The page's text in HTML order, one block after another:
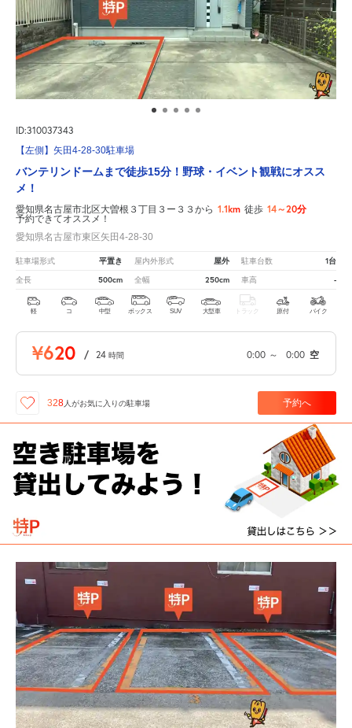
ID:310037343
【左側】矢田4-28-30駐車場
バンテリンドームまで徒歩15分！野球・イベント観戦にオスス
メ！
愛知県名古屋市北区大曽根３丁目３ー３３から 1.1km 徒歩 14～20分
予約できてオススメ！
愛知県名古屋市東区矢田4-28-30
駐車場形式 平置き 屋内外形式 屋外 駐車台数 1台
全長 500cm 全幅 250cm 車高 -
軽 コ 中型 ボックス SUV 大型車 トラック 原付 バイク
¥620 / 24 時間 0:00 ～ 0:00 空
328人がお気に入りの駐車場 予約へ